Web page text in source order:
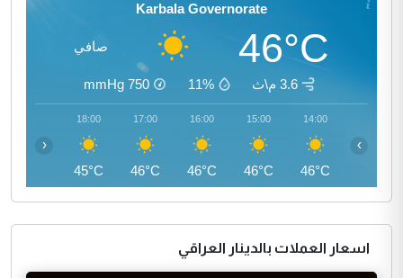
Karbala Governorate
46°C صافي
3.6 م\ث 11%
750
mmHg
14:00
46°C
15:00
46°C
16:00
46°C
17:00
46°C
18:00
45°C
‹ ›
اسعار العملات بالدينار العراقي